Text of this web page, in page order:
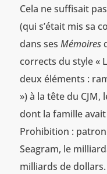
Cela ne suffisait
(qui s’était mis sa
dans ses Mémoires
corrects du style «
deux éléments :
») à la tête du CJM,
dont la famille
Prohibition :
Seagram, le
milliards de